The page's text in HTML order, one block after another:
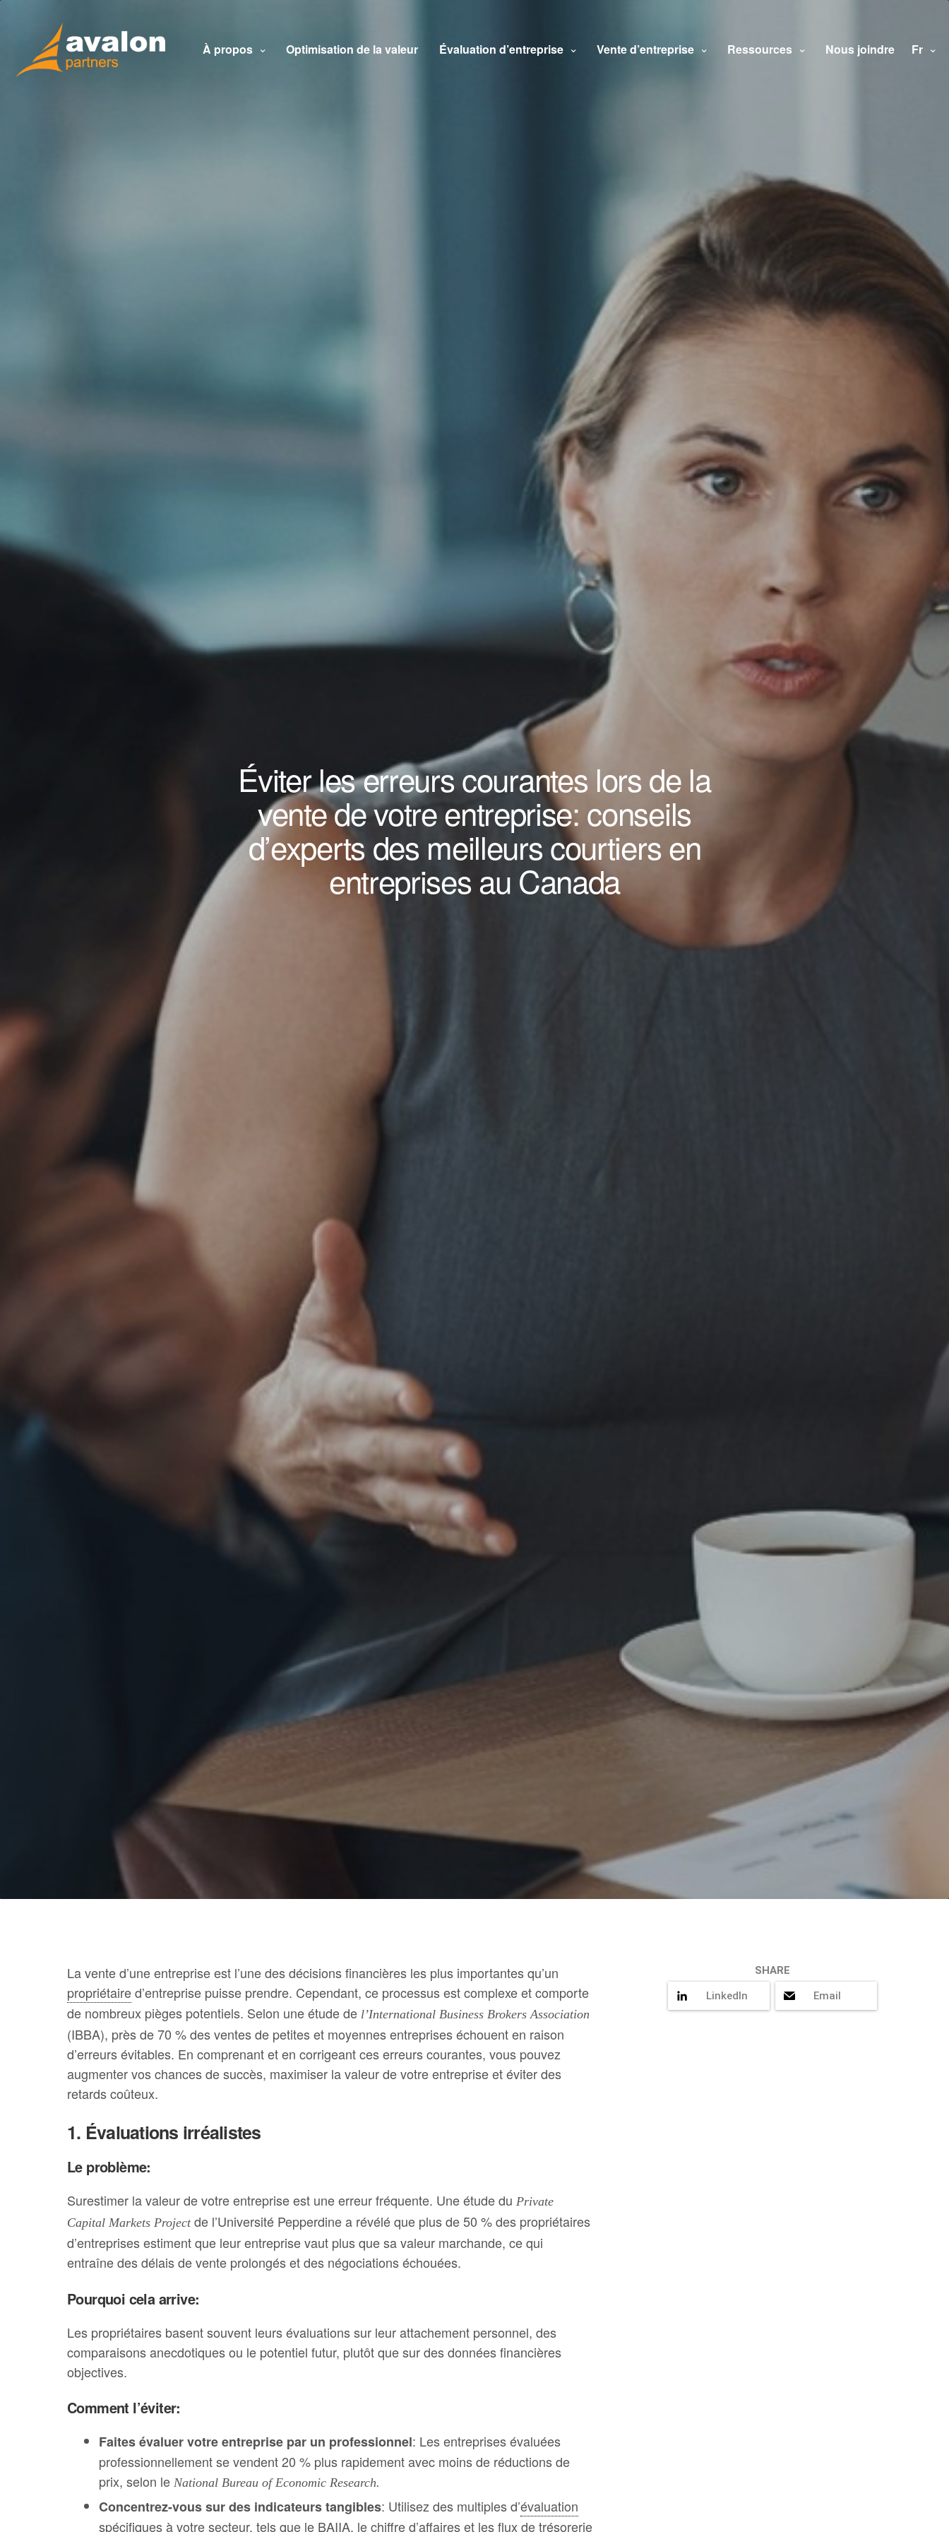
À propos Optimisation de la valeur Évaluation d’entreprise Vente d’entreprise Ressources Nous joindre Fr
Éviter les erreurs courantes lors de la
vente de votre entreprise: conseils
d’experts des meilleurs courtiers en
entreprises au Canada
La vente d’une entreprise est l’une des décisions financières les plus importantes qu’un
propriétaired’entreprise puisse prendre. Cependant, ce processus est complexe et comporte
de nombreux pièges potentiels. Selon une étude de l’International Business Brokers Association
(IBBA), près de 70 % des ventes de petites et moyennes entreprises échouent en raison
d’erreurs évitables. En comprenant et en corrigeant ces erreurs courantes, vous pouvez
augmenter vos chances de succès, maximiser la valeur de votre entreprise et éviter des
retards coûteux.
1. Évaluations irréalistes
Le problème:
Surestimer la valeur de votre entreprise est une erreur fréquente. Une étude du Private
Capital Markets Projectde l’Université Pepperdine a révélé que plus de 50 % des propriétaires
d’entreprises estiment que leur entreprise vaut plus que sa valeur marchande, ce qui
entraîne des délais de vente prolongés et des négociations échouées.
Pourquoi cela arrive:
Les propriétaires basent souvent leurs évaluations sur leur attachement personnel, des
comparaisons anecdotiques ou le potentiel futur, plutôt que sur des données financières
objectives.
Comment l’éviter:
Faites évaluer votre entreprise par un professionnel: Les entreprises évaluées
professionnellement se vendent 20 % plus rapidement avec moins de réductions de
prix, selon le National Bureau of Economic Research.
Concentrez-vous sur des indicateurs tangibles: Utilisez des multiples d’évaluation
spécifiques à votre secteur, tels que le BAIIA, le chiffre d’affaires et lesflux de trésorerie
LinkedIn Email